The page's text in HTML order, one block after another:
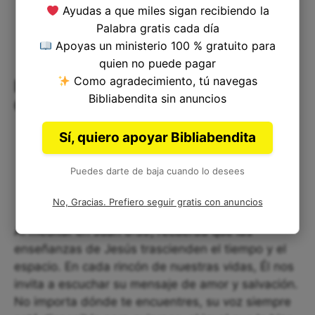
La Enseñanza de Jesús: Reflexión
Corta para Tu Corazón
Al meditar en Juan 6:59, recuerda que las
enseñanzas de Jesús trascienden el tiempo y el
espacio. En cada rincón de nuestras vidas, Él nos
invita a escuchar su mensaje de amor y salvación.
No importa dónde te encuentres, su voz siempre
Ayudas a que miles sigan recibiendo la
Palabra gratis cada día
Apoyas un ministerio 100 % gratuito para
quien no puede pagar
Como agradecimiento, tú navegas
Bibliabendita sin anuncios
Sí, quiero apoyar Bibliabendita
Puedes darte de baja cuando lo desees
No, Gracias. Prefiero seguir gratis con anuncios